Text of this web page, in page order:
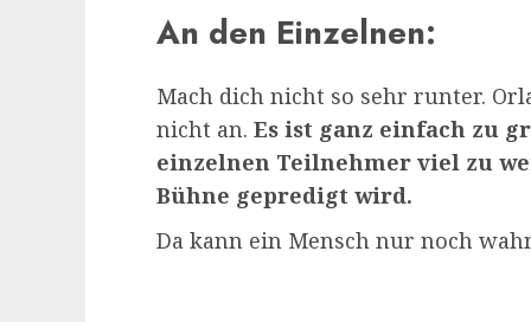
An den Einzelnen:
Mach dich nicht so sehr runter.
nicht an. Es ist ganz einfach zu
einzelnen Teilnehmer viel zu
Bühne gepredigt wird.
Da kann ein Mensch nur noch